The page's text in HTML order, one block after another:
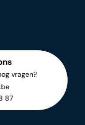
vragen?
87